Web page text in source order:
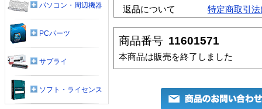
返品について
特定商取引
商品番号 11601571
本商品は販売を終了しました
パソコン・周辺機器
PCパーツ
サプライ
ソフト・ライセンス